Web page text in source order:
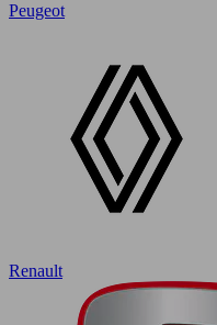
Peugeot
Renault